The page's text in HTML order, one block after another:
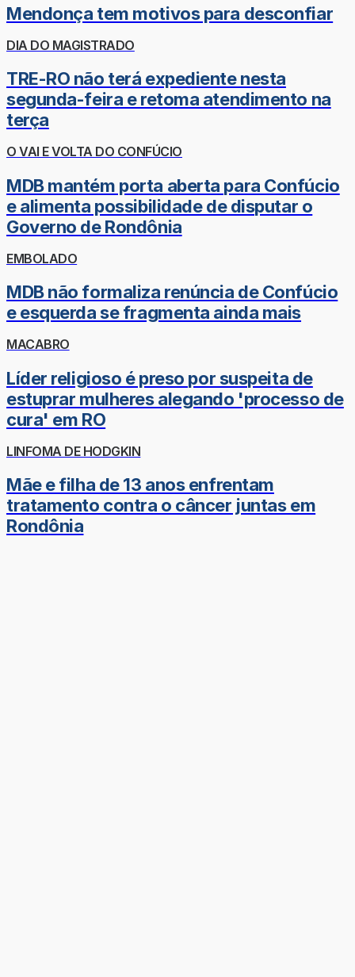
Mendonça tem motivos para desconfiar
DIA DO MAGISTRADO
TRE-RO não terá expediente nesta
segunda-feira e retoma atendimento na
terça
O VAI E VOLTA DO CONFÚCIO
MDB mantém porta aberta para Confúcio
e alimenta possibilidade de disputar o
Governo de Rondônia
EMBOLADO
MDB não formaliza renúncia de Confúcio
e esquerda se fragmenta ainda mais
MACABRO
Líder religioso é preso por suspeita de
estuprar mulheres alegando 'processo de
cura' em RO
LINFOMA DE HODGKIN
Mãe e filha de 13 anos enfrentam
tratamento contra o câncer juntas em
Rondônia